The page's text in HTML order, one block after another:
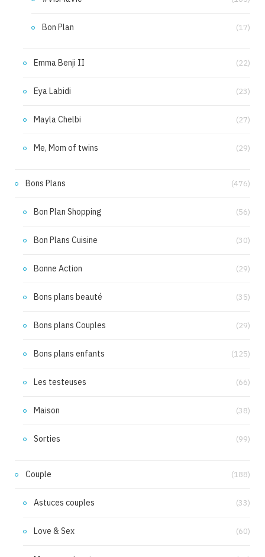
Bon Plan (17)
Emma Benji II (22)
Eya Labidi (23)
Mayla Chelbi (27)
Me, Mom of twins (29)
Bons Plans (476)
Bon Plan Shopping (56)
Bon Plans Cuisine (30)
Bonne Action (29)
Bons plans beauté (35)
Bons plans Couples (29)
Bons plans enfants (125)
Les testeuses (66)
Maison (38)
Sorties (99)
Couple (188)
Astuces couples (33)
Love & Sex (60)